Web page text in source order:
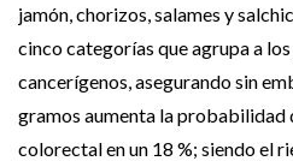
jamón, chorizos, salames y
cinco categorías que agrupa a
cancerígenos, asegurando sin
gramos aumenta la probabilidad
colorectal en un 18 %; siendo el